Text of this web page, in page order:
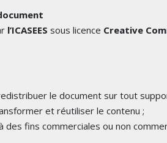
l’ICASEES sous licence Creative
le document sur tout
et réutiliser le contenu ;
des fins commerciales ou non